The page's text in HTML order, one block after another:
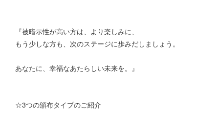
『被暗示性が高い方は、より楽しみに、
もう少しな方も、次のステージに歩みだしましょう。
あなたに、幸福なあたらしい未来を。』
☆3つの頒布タイプのご紹介